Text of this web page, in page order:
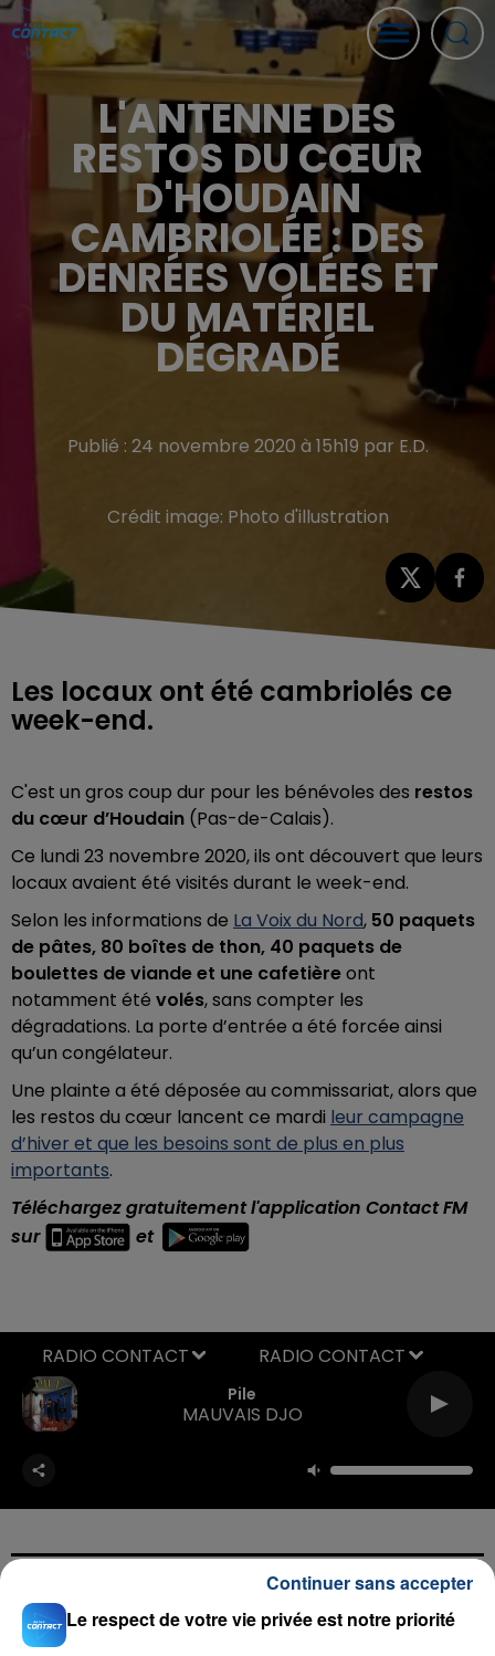
L'ANTENNE DES
RESTOS DU CŒUR
D'HOUDAIN
CAMBRIOLÉE : DES
DENRÉES VOLÉES ET
DU MATÉRIEL
DÉGRADÉ
Publié : 24 novembre 2020 à 15h19 par E.D.
Crédit image: Photo d'illustration
Les locaux ont été cambriolés ce
week-end.
C'est un gros coup dur pour les bénévoles des restos
du cœur d’Houdain (Pas-de-Calais).
Ce lundi 23 novembre 2020, ils ont découvert que leurs
locaux avaient été visités durant le week-end.
Selon les informations de La Voix du Nord, 50 paquets
de pâtes, 80 boîtes de thon, 40 paquets de
boulettes de viande et une cafetièreont
notamment été volés, sans compter les
dégradations. La porte d’entrée a été forcée ainsi
qu’un congélateur.
Une plainte a été déposée au commissariat,alors que
les restos du cœur lancent ce mardi leur campagne
d’hiver et que les besoins sont de plus en plus
importants.
Téléchargez gratuitement l'application Contact FM
sur
et
Pile
MAUVAIS DJO
RADIO CONTACT
FIL D'ACTU
Le respect de votre vie privée est notre priorité
Continuer sans accepter